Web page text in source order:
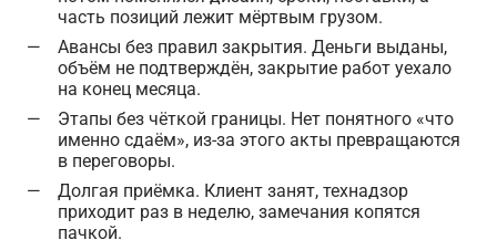
часть позиций лежит мёртвым грузом.
Авансы без правил закрытия. Деньги выданы,
объём не подтверждён, закрытие работ уехало
на конец месяца.
Этапы без чёткой границы. Нет понятного «что
именно сдаём», из-за этого акты превращаются
в переговоры.
Долгая приёмка. Клиент занят, технадзор
приходит раз в неделю, замечания копятся
пачкой.